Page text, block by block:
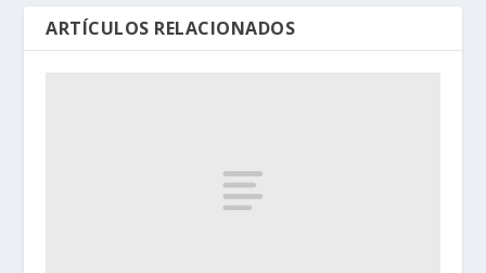
ARTÍCULOS RELACIONADOS